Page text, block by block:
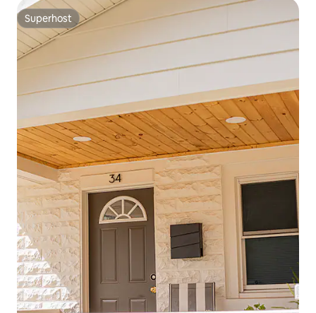
Superhost
Superhost